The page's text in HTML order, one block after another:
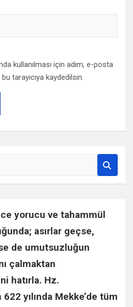
kullanılması için adım, e-posta
tarayıcıya kaydedilsin.
yorucu ve tahammül
asırlar geçse,
de umutsuzluğun
çalmaktan
hatırla. Hz.
622 yılında Mekke’de tüm